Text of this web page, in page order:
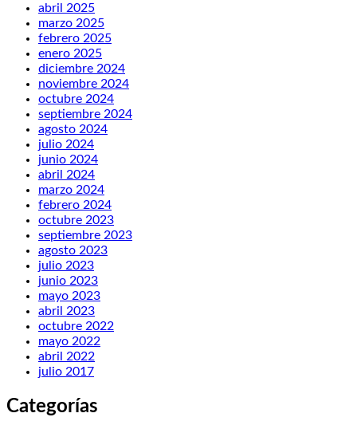
abril 2025
marzo 2025
febrero 2025
enero 2025
diciembre 2024
noviembre 2024
octubre 2024
septiembre 2024
agosto 2024
julio 2024
junio 2024
abril 2024
marzo 2024
febrero 2024
octubre 2023
septiembre 2023
agosto 2023
julio 2023
junio 2023
mayo 2023
abril 2023
octubre 2022
mayo 2022
abril 2022
julio 2017
Categorías